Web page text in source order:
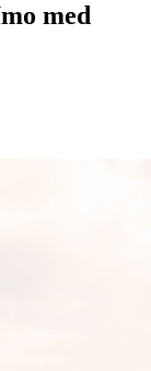
med